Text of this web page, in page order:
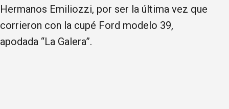
Hermanos Emiliozzi, por ser la última vez que
corrieron con la cupé Ford modelo 39,
apodada “La Galera”.